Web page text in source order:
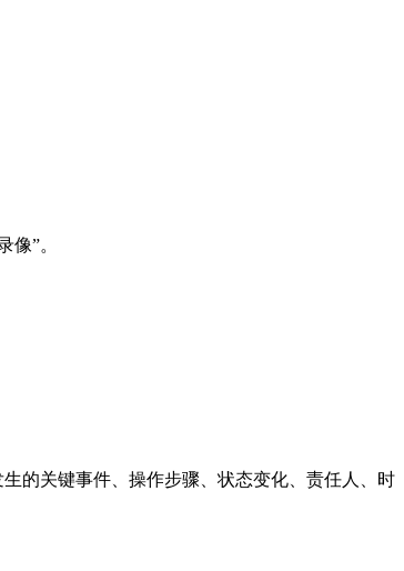
像”。
的关键事件、操作步骤、状态变化、责任人、时